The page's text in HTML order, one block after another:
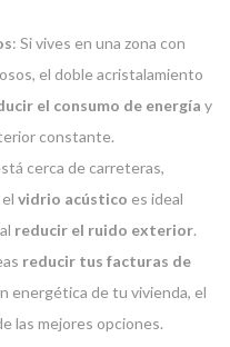
: Si vives en una zona con
el doble acristalamiento
el consumo de energía y
constante.
cerca de carreteras,
vidrio acústico es ideal
reducir el ruido exterior.
reducir tus facturas de
energética de tu vivienda, el
las mejores opciones.